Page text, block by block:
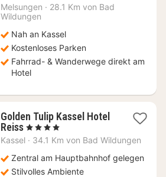
Nacht
€
Melsungen · 28.1 Km von Bad
Wildungen
Nah an Kassel
Kostenloses Parken
Fahrrad- & Wanderwege direkt am
Hotel
Golden Tulip Kassel Hotel
Reiss1
Nacht
121,28
€
, 4 Sterne
Kassel · 34.1 Km von Bad Wildungen
Zentral am Hauptbahnhof gelegen
Stilvolles Ambiente